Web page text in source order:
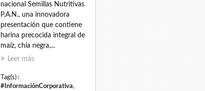
nacional Semillas Nutritivas
P.A.N., una innovadora
presentación que contiene
harina precocida integral de
maíz, chía negra,...
Leer más
Tag(s) :
#InformaciónCorporativa,